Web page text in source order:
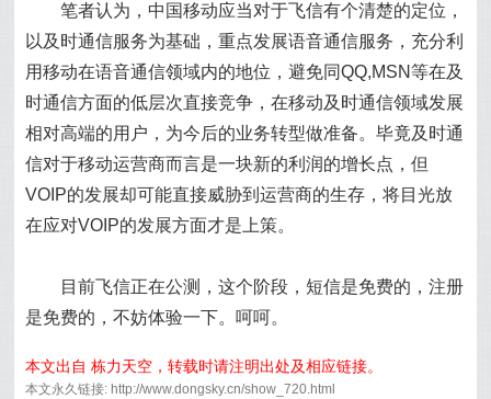
笔者认为，中国移动应当对于飞信有个清楚的定位，
以及时通信服务为基础，重点发展语音通信服务，充分利
用移动在语音通信领域内的地位，避免同QQ,MSN等在及
时通信方面的低层次直接竞争，在移动及时通信领域发展
相对高端的用户，为今后的业务转型做准备。毕竟及时通
信对于移动运营商而言是一块新的利润的增长点，但
VOIP的发展却可能直接威胁到运营商的生存，将目光放
在应对VOIP的发展方面才是上策。
目前飞信正在公测，这个阶段，短信是免费的，注册
是免费的，不妨体验一下。呵呵。
本文出自 栋力天空，转载时请注明出处及相应链接。
本文永久链接: http://www.dongsky.cn/show_720.html